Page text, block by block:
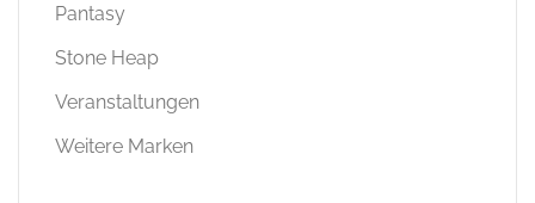
Pantasy
Stone Heap
Veranstaltungen
Weitere Marken